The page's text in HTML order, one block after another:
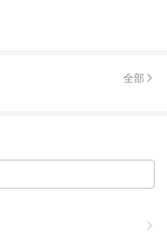
全部